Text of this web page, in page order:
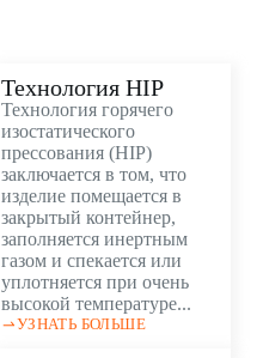
Технология HIP
Технология горячего
изостатического
прессования (HIP)
заключается в том, что
изделие помещается в
закрытый контейнер,
заполняется инертным
газом и спекается или
уплотняется при очень
высокой температуре...
УЗНАТЬ БОЛЬШЕ